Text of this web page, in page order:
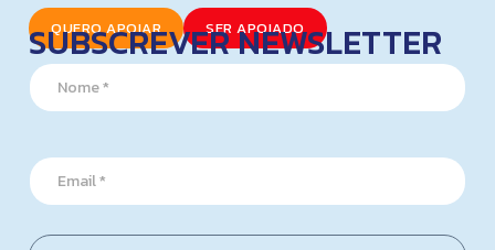
QUERO APOIAR SER APOIADO
SUBSCREVER NEWSLETTER
*
*
*
N
a
m
E
m
a